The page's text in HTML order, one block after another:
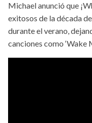
Michael anunció que
exitosos de la década
durante el verano,
canciones como ‘Wake